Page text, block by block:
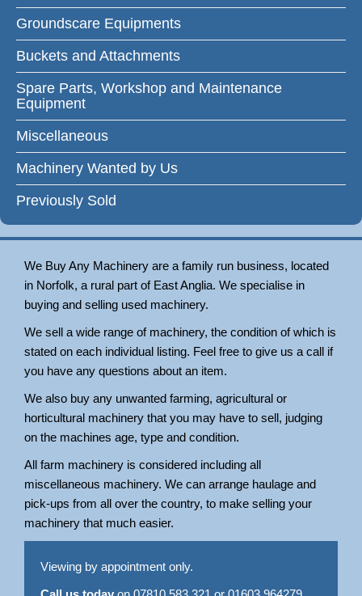
Groundscare Equipments
Buckets and Attachments
Spare Parts, Workshop and Maintenance
Equipment
Miscellaneous
Machinery Wanted by Us
Previously Sold
We Buy Any Machinery are a family run business, located
in Norfolk, a rural part of East Anglia. We specialise in
buying and selling used machinery.
We sell a wide range of machinery, the condition of which is
stated on each individual listing. Feel free to give us a call if
you have any questions about an item.
We also buy any unwanted farming, agricultural or
horticultural machinery that you may have to sell, judging
on the machines age, type and condition.
All farm machinery is considered including all
miscellaneous machinery. We can arrange haulage and
pick-ups from all over the country, to make selling your
machinery that much easier.
Viewing by appointment only.